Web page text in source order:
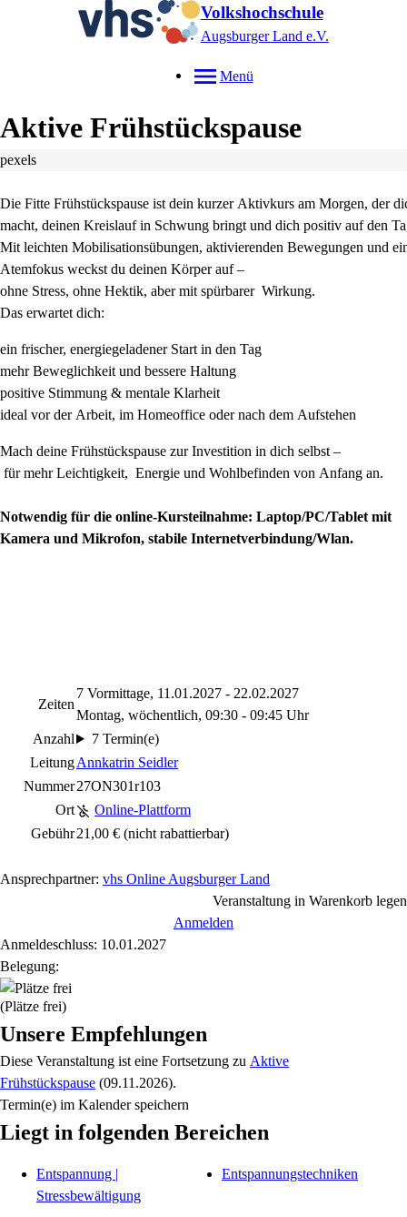
Volkshochschule
Augsburger Land e.V.
Menü
Aktive Frühstückspause
pexels
Die Fitte Frühstückspause ist dein kurzer Aktivkurs am Morgen, der
macht, deinen Kreislauf in Schwung bringt und dich positiv auf den
Mit leichten Mobilisationsübungen, aktivierenden Bewegungen und
Atemfokus weckst du deinen Körper auf –
ohne Stress, ohne Hektik, aber mit spürbarer Wirkung.
Das erwartet dich:
ein frischer, energiegeladener Start in den Tag
mehr Beweglichkeit und bessere Haltung
positive Stimmung & mentale Klarheit
ideal vor der Arbeit, im Homeoffice oder nach dem Aufstehen
Mach deine Frühstückspause zur Investition in dich selbst –
für mehr Leichtigkeit, Energie und Wohlbefinden von Anfang an.
Notwendig für die online-Kursteilnahme: Laptop/PC/Tablet mit
Kamera und Mikrofon, stabile Internetverbindung/Wlan.
Zeiten
7 Vormittage, 11.01.2027 - 22.02.2027
Montag, wöchentlich, 09:30 - 09:45 Uhr
Anzahl
7 Termin(e)
LeitungAnnkatrin Seidler
Nummer27ON301r103
Ort
Online-Plattform
Gebühr21,00 € (nicht rabattierbar)
Ansprechpartner: vhs Online Augsburger Land
Veranstaltung in Warenkorb legen
Anmelden
Anmeldeschluss: 10.01.2027
Belegung:
(Plätze frei)
Unsere Empfehlungen
Diese Veranstaltung ist eine Fortsetzung zu Aktive
Frühstückspause (09.11.2026).
Termin(e) im Kalender speichern
Liegt in folgenden Bereichen
Entspannung |
Stressbewältigung
Entspannungstechniken